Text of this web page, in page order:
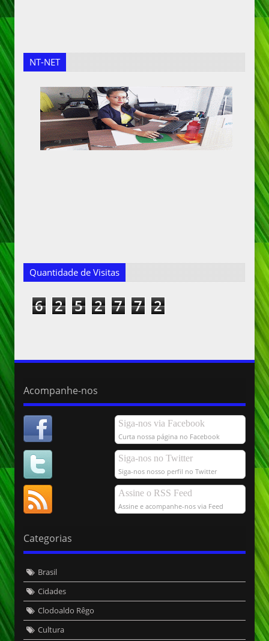
NT-NET
Quantidade de Visitas
6 2 5 2 7 7 2
Acompanhe-nos
Siga-nos via Facebook
Curta nossa página no Facebook
Siga-nos no Twitter
Siga-nos nosso perfil no Twitter
Assine o RSS Feed
Assine e acompanhe-nos via Feed
Categorias
Brasil
Cidades
Clodoaldo Rêgo
Cultura